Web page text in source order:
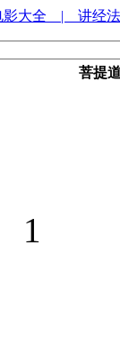
大全 | 讲经
菩提
1